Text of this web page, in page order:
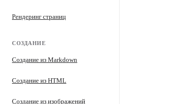
Рендеринг страниц
СОЗДАНИЕ
Создание из Markdown
Создание из HTML
Создание из изображений